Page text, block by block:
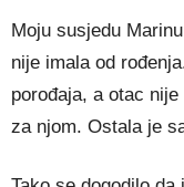
Moju susjedu
nije imala od
porođaja, a otac
za njom. Ostala je